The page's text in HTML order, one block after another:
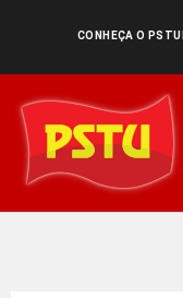
conteúdo
CONHEÇA O PSTU